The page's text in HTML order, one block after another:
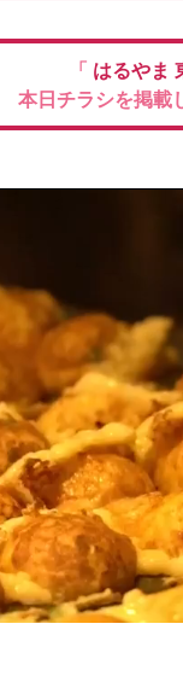
「 はるやま
本日チラシを掲載